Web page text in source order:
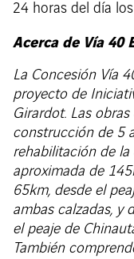
24 horas del día
Acerca de Vía 40
La Concesión Vía
proyecto de
Girardot. Las
construcción de 5
rehabilitación de
aproximada de
65km, desde el
ambas calzadas, y
el peaje de
También